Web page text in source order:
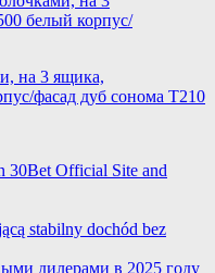
на 3 ящика,
фасад дуб сонома T210
30Bet Official Site and
stabilny dochód bez
дилерами в 2025 году